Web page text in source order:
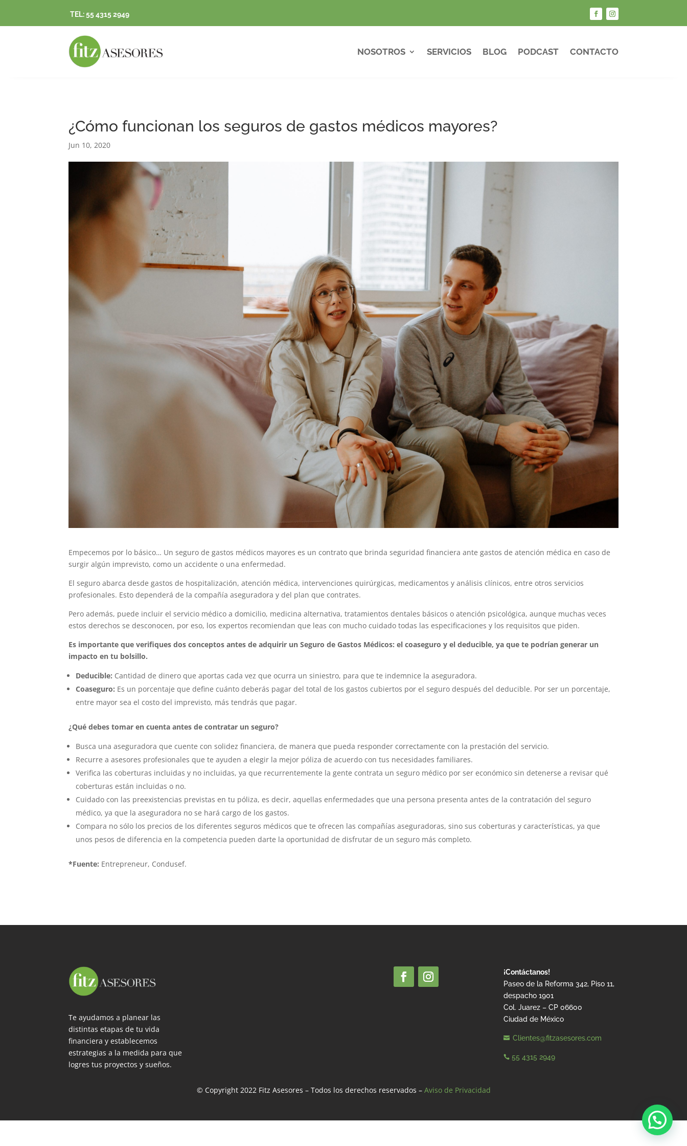
TEL: 55 4315 2949
NOSOTROS SERVICIOS BLOG PODCAST CONTACTO
¿Cómo funcionan los seguros de gastos médicos mayores?
Jun 10, 2020
Empecemos por lo básico… Un seguro de gastos médicos mayores es un contrato que brinda seguridad financiera ante gastos de atención médica en caso de
surgir algún imprevisto, como un accidente o una enfermedad.
El seguro abarca desde gastos de hospitalización, atención médica, intervenciones quirúrgicas, medicamentos y análisis clínicos, entre otros servicios
profesionales. Esto dependerá de la compañía aseguradora y del plan que contrates.
Pero además, puede incluir el servicio médico a domicilio, medicina alternativa, tratamientos dentales básicos o atención psicológica, aunque muchas veces
estos derechos se desconocen, por eso, los expertos recomiendan que leas con mucho cuidado todas las especificaciones y los requisitos que piden.
Es importante que verifiques dos conceptos antes de adquirir un Seguro de Gastos Médicos: el coaseguro y el deducible, ya que te podrían generar un
impacto en tu bolsillo.
Deducible: Cantidad de dinero que aportas cada vez que ocurra un siniestro, para que te indemnice la aseguradora.
Coaseguro: Es un porcentaje que define cuánto deberás pagar del total de los gastos cubiertos por el seguro después del deducible. Por ser un porcentaje,
entre mayor sea el costo del imprevisto, más tendrás que pagar.
¿Qué debes tomar en cuenta antes de contratar un seguro?
Busca una aseguradora que cuente con solidez financiera, de manera que pueda responder correctamente con la prestación del servicio.
Recurre a asesores profesionales que te ayuden a elegir la mejor póliza de acuerdo con tus necesidades familiares.
Verifica las coberturas incluidas y no incluidas, ya que recurrentemente la gente contrata un seguro médico por ser económico sin detenerse a revisar qué
coberturas están incluidas o no.
Cuidado con las preexistencias previstas en tu póliza, es decir, aquellas enfermedades que una persona presenta antes de la contratación del seguro
médico, ya que la aseguradora no se hará cargo de los gastos.
Compara no sólo los precios de los diferentes seguros médicos que te ofrecen las compañías aseguradoras, sino sus coberturas y características, ya que
unos pesos de diferencia en la competencia pueden darte la oportunidad de disfrutar de un seguro más completo.
*Fuente: Entrepreneur, Condusef.
Te ayudamos a planear las
distintas etapas de tu vida
financiera y establecemos
estrategias a la medida para que
logres tus proyectos y sueños.
¡Contáctanos!
Paseo de la Reforma 342, Piso 11,
despacho 1901
Col. Juarez – CP 06600
Ciudad de México
Clientes@fitzasesores.com
 55 4315 2949
© Copyright 2022 Fitz Asesores – Todos los derechos reservados – Aviso de Privacidad